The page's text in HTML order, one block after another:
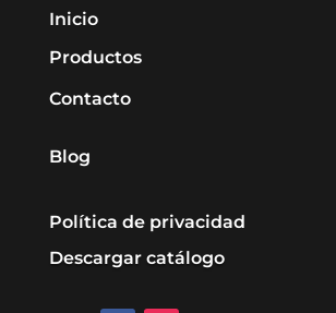
Inicio
Productos
Contacto
Blog
Política de privacidad
Descargar catálogo